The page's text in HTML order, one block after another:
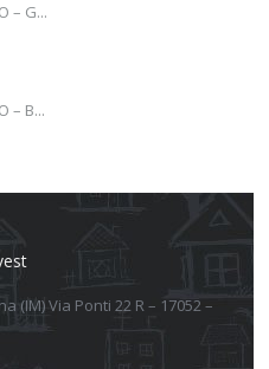
– G...
– B...
(IM) Via Ponti 22 R – 17052 –